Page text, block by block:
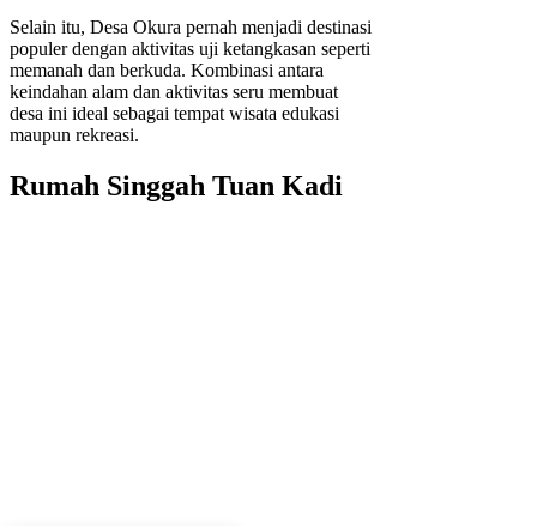
Selain itu, Desa Okura pernah menjadi destinasi
populer dengan aktivitas uji ketangkasan seperti
memanah dan berkuda. Kombinasi antara
keindahan alam dan aktivitas seru membuat
desa ini ideal sebagai tempat wisata edukasi
maupun rekreasi.
Rumah Singgah Tuan Kadi